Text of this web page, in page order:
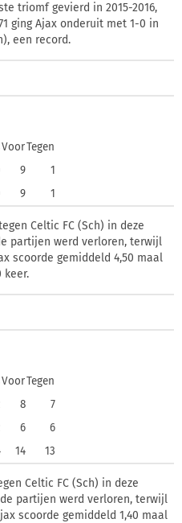
triomf gevierd in 2015-2016,
ging Ajax onderuit met 1-0 in
een record.
VoorTegen
9
1
9 1
Celtic FC (Sch) in deze
partijen werd verloren, terwijl
scoorde gemiddeld 4,50 maal
keer.
VoorTegen
8
7
6
6
14 13
Celtic FC (Sch) in deze
partijen werd verloren, terwijl
scoorde gemiddeld 1,40 maal